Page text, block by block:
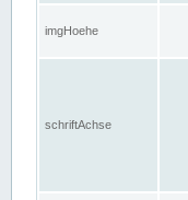
imgHoehe
schriftAchse